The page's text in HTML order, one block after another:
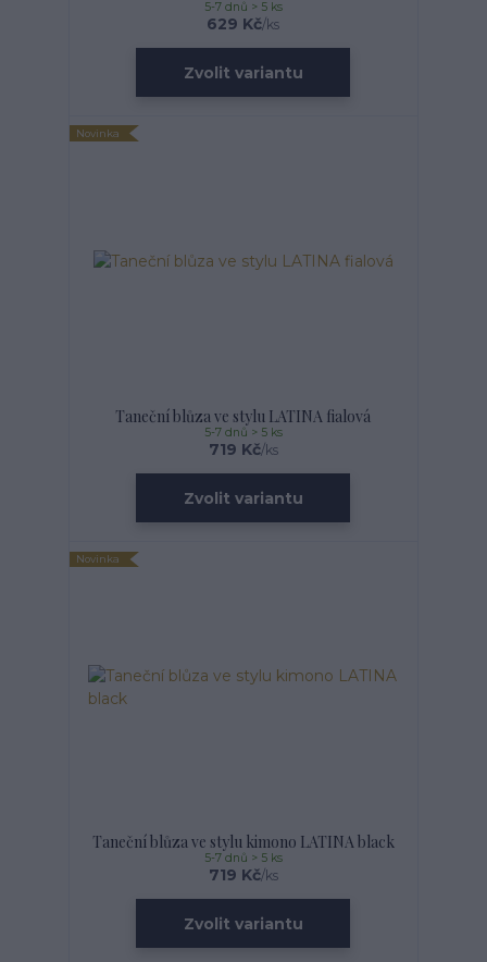
629 Kč/ks
5-7 dnů > 5 ks
Zvolit variantu
Novinka
Taneční blůza ve stylu LATINA fialová
719 Kč/ks
5-7 dnů > 5 ks
Zvolit variantu
Novinka
Taneční blůza ve stylu kimono LATINA black
719 Kč/ks
5-7 dnů > 5 ks
Zvolit variantu